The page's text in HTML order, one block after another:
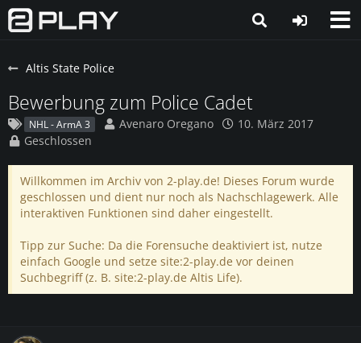
Altis State Police
Bewerbung zum Police Cadet
NHL - ArmA 3 Avenaro Oregano
10. März 2017
Geschlossen
Willkommen im Archiv von 2-play.de! Dieses Forum wurde
geschlossen und dient nur noch als Nachschlagewerk. Alle
interaktiven Funktionen sind daher eingestellt.
Tipp zur Suche: Da die Forensuche deaktiviert ist, nutze
einfach Google und setze site:2-play.de vor deinen
Suchbegriff (z. B. site:2-play.de Altis Life).